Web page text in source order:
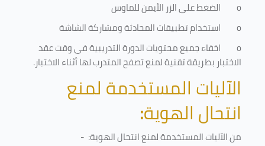
o
الضغط على الزر الأيمن للماوس
o
استخدام تطبيقات المحادثة ومشاركة الشاشة
o
اخفاء جميع محتويات الدورة التدريبية في وقت عقد
الاختبار بطريقة تقنية لمنع تصفح المتدرب لها أثناء الاختبار.
الآليات المستخدمة لمنع
انتحال الهوية:
من الآليات المستخدمة لمنعانتحال الهوية: -